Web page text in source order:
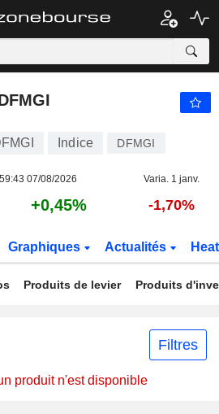
Indice DFMGI
07/08/2026 Varia. 1 janv.
+0,45% -1,70%
Graphiques Actualités
Produits de levier Produits
Filtres
produit n'est disponible